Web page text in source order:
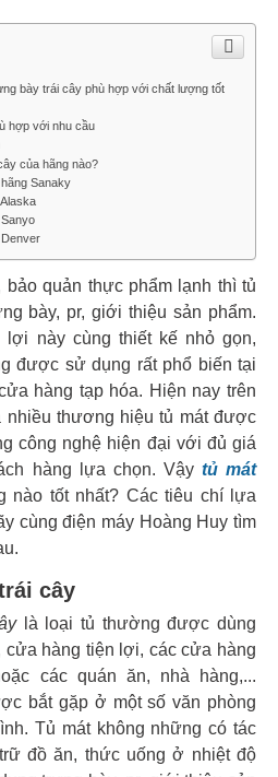
bày trái cây phù hợp với chất lượng tốt
hợp với nhu cầu
của hãng nào?
Sanaky
quản thực phẩm lạnh thì tủ
bày, pr, giới thiệu sản phẩm.
này cùng thiết kế nhỏ gọn,
được sử dụng rất phổ biến tại
hàng tạp hóa. Hiện nay trên
nhiều thương hiệu tủ mát được
công nghệ hiện đại với đủ giá
hàng lựa chọn. Vậy tủ mát
nào tốt nhất? Các tiêu chí lựa
cùng điện máy Hoàng Huy tìm
cây
là loại tủ thường được dùng
cửa hàng tiện lợi, các cửa hàng
các quán ăn, nhà hàng,...
bắt gặp ở một số văn phòng
Tủ mát không những có tác
đồ ăn, thức uống ở nhiệt độ